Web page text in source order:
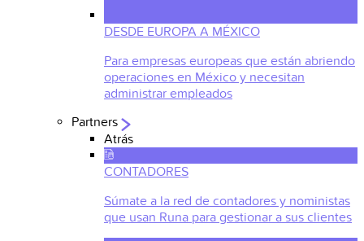
DESDE EUROPA A MÉXICO
Para empresas europeas que están abriendo
operaciones en México y necesitan
administrar empleados
Partners
Atrás
CONTADORES
Súmate a la red de contadores y noministas
que usan Runa para gestionar a sus clientes